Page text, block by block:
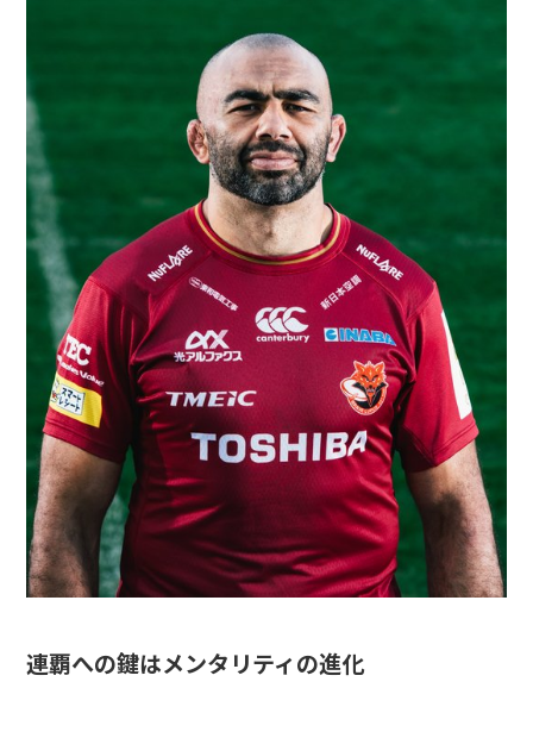
連覇への鍵はメンタリティの進化